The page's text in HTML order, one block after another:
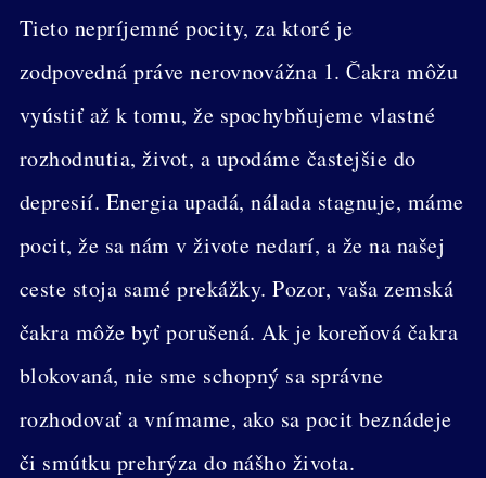
Tieto nepríjemné pocity, za ktoré je
zodpovedná práve nerovnovážna 1. Čakra môžu
vyústiť až k tomu, že spochybňujeme vlastné
rozhodnutia, život, a upodáme častejšie do
depresií. Energia upadá, nálada stagnuje, máme
pocit, že sa nám v živote nedarí, a že na našej
ceste stoja samé prekážky. Pozor, vaša zemská
čakra môže byť porušená. Ak je koreňová čakra
blokovaná, nie sme schopný sa správne
rozhodovať a vnímame, ako sa pocit beznádeje
či smútku prehrýza do nášho života.